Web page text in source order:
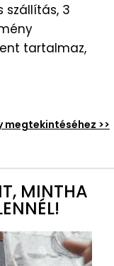
szállítás, 3
tartalmaz,
>>
MINTHA